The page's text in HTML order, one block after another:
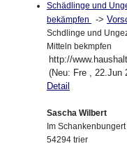
Schädlinge und
bekämpfen
->
Schdlinge und
Mitteln bekmpfen
http://
(Neu: Fre , 22.Jun
Detail
Sascha Wilbert
Im Schankenbungert
54294 trier